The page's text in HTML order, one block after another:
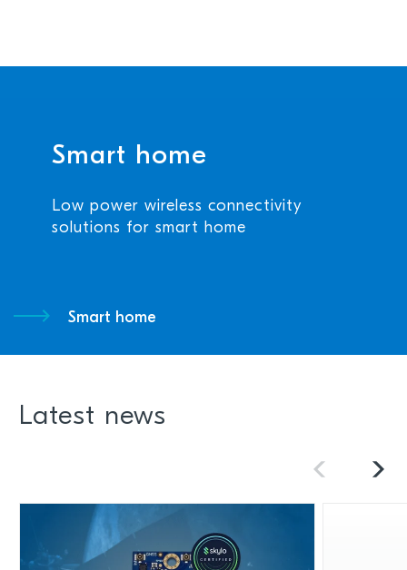
Smart home
Low power wireless connectivity
solutions for smart home
Smart home
Latest news